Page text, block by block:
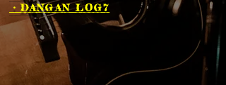
・DANGAN LOG7​